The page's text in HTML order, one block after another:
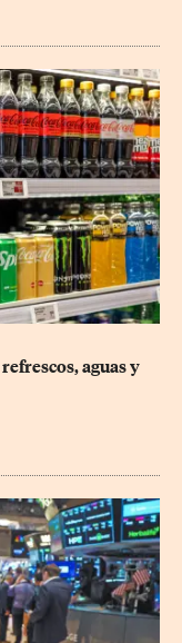
aguas y